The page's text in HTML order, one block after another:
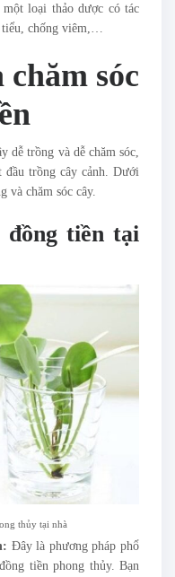
loại thảo dược có tác
chống viêm,…
sóc
dễ trồng và dễ chăm sóc,
trồng cây cảnh. Dưới
và chăm sóc cây.
đồng tiền tại
thủy tại nhà
Đây là phương pháp phổ
tiền phong thủy. Bạn